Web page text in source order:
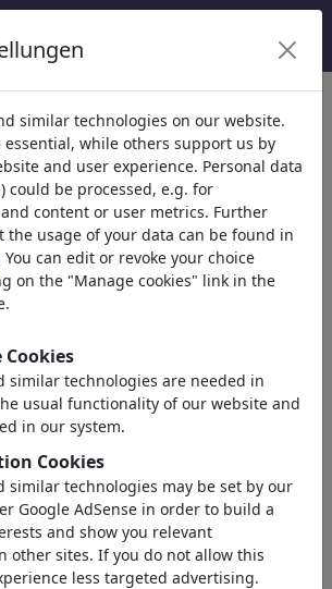
World
de cartoons y caricaturas
países.
Draw Me Photo
similar technologies on our website.
essential, while others support us by
and user experience. Personal data
could be processed, e.g. for
content or user metrics. Further
the usage of your data can be found in
You can edit or revoke your choice
on the "Manage cookies" link in the
similar technologies are needed in
usual functionality of our website and
in our system.
Cookies
similar technologies may be set by our
Google AdSense in order to build a
and show you relevant
other sites. If you do not allow this
less targeted advertising.